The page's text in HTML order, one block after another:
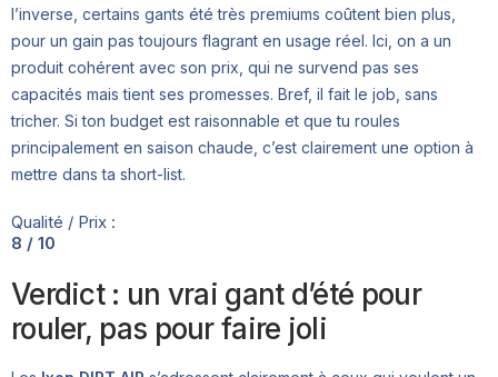
l’inverse, certains gants été très premiums coûtent bien plus,
pour un gain pas toujours flagrant en usage réel. Ici, on a un
produit cohérent avec son prix, qui ne survend pas ses
capacités mais tient ses promesses. Bref, il fait le job, sans
tricher. Si ton budget est raisonnable et que tu roules
principalement en saison chaude, c’est clairement une option à
mettre dans ta short-list.
Qualité / Prix :
8 / 10
Verdict : un vrai gant d’été pour
rouler, pas pour faire joli